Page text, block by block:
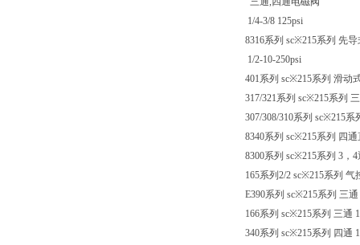
1/4-3/8 125psi
8316系列 sc※215系列 先
1/2-10-250psi
401系列 sc※215系列 滑动
317/321系列 sc※215系列
307/308/310系列 sc※215
8340系列 sc※215系列 四
8300系列 sc※215系列 3，
165系列2/2 sc※215系列 气
E390系列 sc※215系列 三通
166系列 sc※215系列 三通
340系列 sc※215系列 四通